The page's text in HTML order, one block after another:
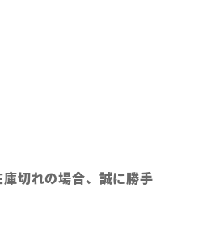
切れの場合、誠に勝手